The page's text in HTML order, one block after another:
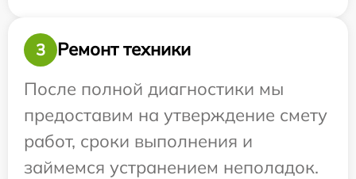
3
Ремонт техники
После полной диагностики мы
предоставим на утверждение смету
работ, сроки выполнения и
займемся устранением неполадок.